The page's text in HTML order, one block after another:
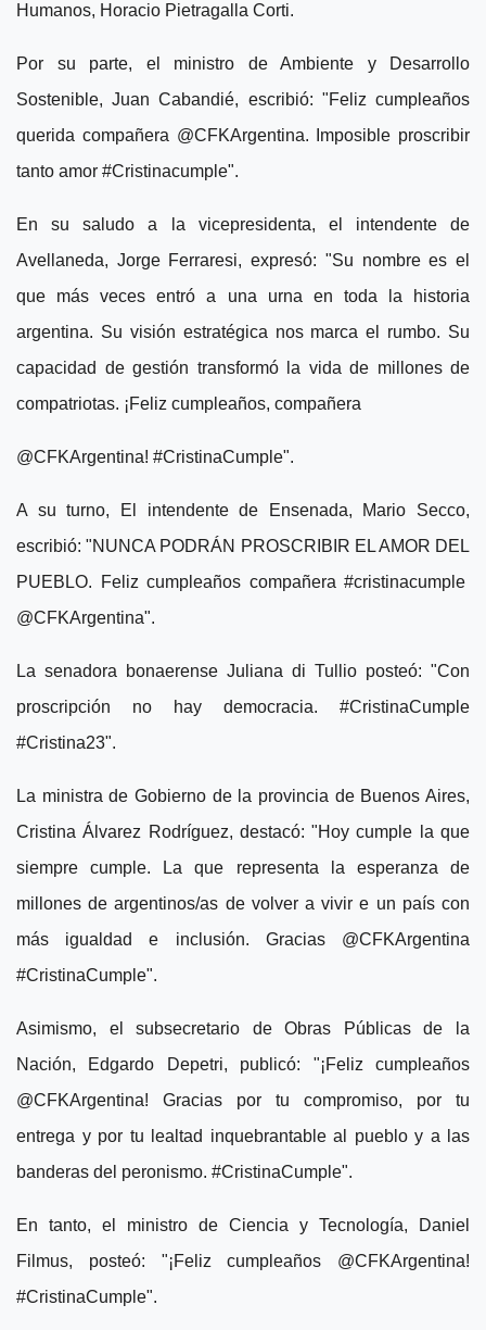
Humanos, Horacio Pietragalla Corti.
Por su parte, el ministro de Ambiente y Desarrollo
Sostenible, Juan Cabandié, escribió: "Feliz cumpleaños
querida compañera @CFKArgentina. Imposible proscribir
tanto amor #Cristinacumple".
En su saludo a la vicepresidenta, el intendente de
Avellaneda, Jorge Ferraresi, expresó: "Su nombre es el
que más veces entró a una urna en toda la historia
argentina. Su visión estratégica nos marca el rumbo. Su
capacidad de gestión transformó la vida de millones de
compatriotas. ¡Feliz cumpleaños, compañera
@CFKArgentina! #CristinaCumple".
A su turno, El intendente de Ensenada, Mario Secco,
escribió: "NUNCA PODRÁN PROSCRIBIR EL AMOR DEL
PUEBLO. Feliz cumpleaños compañera #cristinacumple
@CFKArgentina".
La senadora bonaerense Juliana di Tullio posteó: "Con
proscripción no hay democracia. #CristinaCumple
#Cristina23".
La ministra de Gobierno de la provincia de Buenos Aires,
Cristina Álvarez Rodríguez, destacó: "Hoy cumple la que
siempre cumple. La que representa la esperanza de
millones de argentinos/as de volver a vivir e un país con
más igualdad e inclusión. Gracias @CFKArgentina
#CristinaCumple".
Asimismo, el subsecretario de Obras Públicas de la
Nación, Edgardo Depetri, publicó: "¡Feliz cumpleaños
@CFKArgentina! Gracias por tu compromiso, por tu
entrega y por tu lealtad inquebrantable al pueblo y a las
banderas del peronismo. #CristinaCumple".
En tanto, el ministro de Ciencia y Tecnología, Daniel
Filmus, posteó: "¡Feliz cumpleaños @CFKArgentina!
#CristinaCumple".